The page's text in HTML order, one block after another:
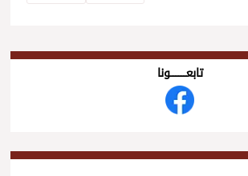
تابعــــــــــونا